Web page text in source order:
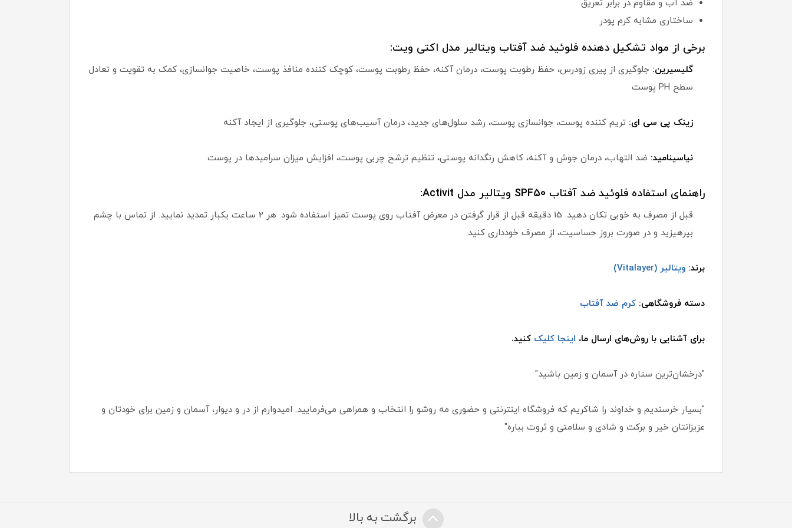
ضد آب و مقاوم در برابر تعریق
ساختاری مشابه کرم پودر
برخی از مواد تشکیل دهنده فلوئید ضد آفتاب ویتالیر مدل اکتی ویت:
گلیسیرین: جلوگیری از پیری زودرس، حفظ رطوبت پوست، درمان آکنه، حفظ رطوبت پوست، کوچک کننده منافذ پوست، خاصیت جوانسازی، کمک به تقویت و تعادل
سطح PH پوست
زینک پی سی ای: تریم کننده پوست، جوانسازی پوست، رشد سلول‌های جدید، درمان آسیب‌های پوستی، جلوگیری از ایجاد آکنه
نیاسینامید: ضد التهاب، درمان جوش و آکنه، کاهش رنگدانه پوستی، تنظیم ترشح چربی پوست، افزایش میزان سرامیدها در پوست
راهنمای استفاده فلوئید ضد آفتاب SPF50 ویتالیر مدل Activit:
قبل از مصرف به خوبی تکان دهید. 15 دقیقه قبل از قرار گرفتن در معرض آفتاب روی پوست تمیز استفاده شود. هر 2 ساعت یکبار تمدید نمایید. از تماس با چشم
بپرهیزید و در صورت بروز حساسیت، از مصرف خودداری کنید.
برند: ویتالیر (Vitalayer)
دسته فروشگاهی: کرم ضد آفتاب
برای آشنایی با روش‌های ارسال ما، اینجا کلیک کنید.
"درخشان‌ترین ستاره در آسمان و زمین باشید"
"بسیار خرسندیم و خداوند را شاکریم که فروشگاه اینترنتی و حضوری مه روشو را انتخاب و همراهی می‌فرمایید. امیدوارم از در و دیوار، آسمان و زمین برای خودتان و
عزیزانتان خیر و برکت و شادی و سلامتی و ثروت بباره"
برگشت به بالا